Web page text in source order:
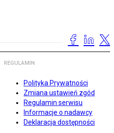
REGULAMIN
Polityka Prywatności
Zmiana ustawień zgód
Regulamin serwisu
Informacje o nadawcy
Deklaracja dostępności